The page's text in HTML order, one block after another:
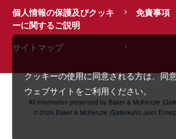
個人情報の保護及びクッキ
ーに関するご説明
免責事項
サイトマップ
All information presented by Baker & McKenzie
© 2026 Baker & McKenzie (Gaikokuho Joint
クッキーの使用に同意される方は、同
ウェブサイトをご利用ください。